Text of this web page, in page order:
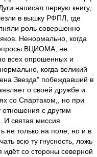
написал первую книгу,
в вышку РФПЛ, где
роль совершенно
Ненормально, когда
ВЦИОМА, не
всех опрошенных и
когда великий
Звезда" побеждавший в
о своей дружбе и
со Спартаком,, но при
с другим
И святая миссия
не только на поле, но и в
всю ту гнусность, ложь
идёт со стороны северной